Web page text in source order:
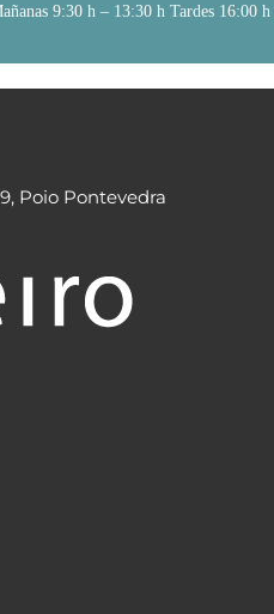
9:30 h – 13:30 h Tardes 16:00 h
Poio Pontevedra